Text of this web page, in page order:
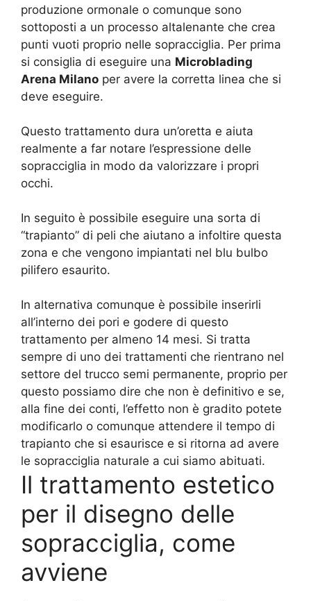
produzione ormonale o comunque sono
sottoposti a un processo altalenante che crea
punti vuoti proprio nelle sopracciglia. Per prima
si consiglia di eseguire una Microblading
Arena Milano per avere la corretta linea che si
deve eseguire.
Questo trattamento dura un’oretta e aiuta
realmente a far notare l’espressione delle
sopracciglia in modo da valorizzare i propri
occhi.
In seguito è possibile eseguire una sorta di
“trapianto” di peli che aiutano a infoltire questa
zona e che vengono impiantati nel blu bulbo
pilifero esaurito.
In alternativa comunque è possibile inserirli
all’interno dei pori e godere di questo
trattamento per almeno 14 mesi. Si tratta
sempre di uno dei trattamenti che rientrano nel
settore del trucco semi permanente, proprio per
questo possiamo dire che non è definitivo e se,
alla fine dei conti, l’effetto non è gradito potete
modificarlo o comunque attendere il tempo di
trapianto che si esaurisce e si ritorna ad avere
le sopracciglia naturale a cui siamo abituati.
Il trattamento estetico
per il disegno delle
sopracciglia, come
avviene